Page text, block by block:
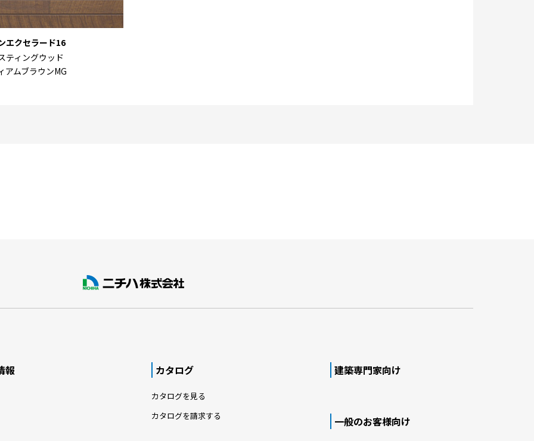
エクセラード16
ティングウッド
アムブラウンMG
報 カタログ
カタログを見る
カタログを請求する
建築専門家向け
一般のお客様向け